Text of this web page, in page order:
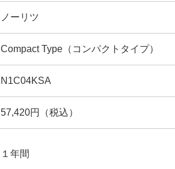
ノーリツ
Compact Type（コンパクトタイプ）
N1C04KSA
57,420円（税込）
１年間